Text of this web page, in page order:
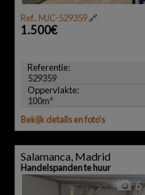
Ref.. MJC-529359🔗
1.500€
Referentie:
529359
Oppervlakte:
100m²
Bekijk details en foto's
Salamanca, Madrid
Handelspanden te huur
6